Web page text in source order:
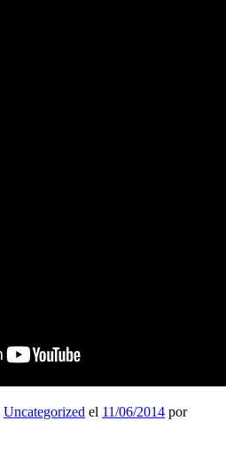
Uncategorized el 11/06/2014 por